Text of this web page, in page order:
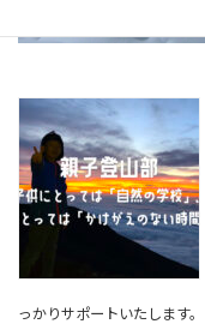
っかりサポートいたします。